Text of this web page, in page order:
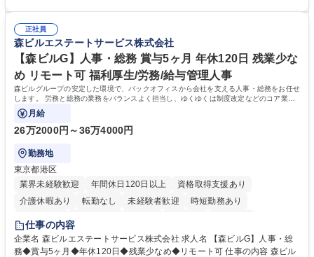
正社員
森ビルエステートサービス株式会社
【森ビルG】人事・総務 賞与5ヶ月 年休120日 残業少な
め リモート可 福利厚生/労務/給与管理人事
森ビルグループの安定した環境で、バックオフィスから会社を支える人事・総務をお任せ
します。 労務と総務の業務をバランスよく担当し、ゆくゆくは制度改定などのコア業務
にも挑戦できる、やりがいある環境です。
月給
26万2000円～36万4000円
勤務地
東京都港区
業界未経験歓迎
年間休日120日以上
資格取得支援あり
介護休暇あり
転勤なし 未経験者歓迎
時短勤務あり
経験者歓迎
完全週休2日制
交通費支給 長期歓迎 駅近5分以内 土日祝休み
仕事の内容
企業名 森ビルエステートサービス株式会社 求人名 【森ビルG】人事・総
務◆賞与5ヶ月◆年休120日◆残業少なめ◆リモート可 仕事の内容 森ビル